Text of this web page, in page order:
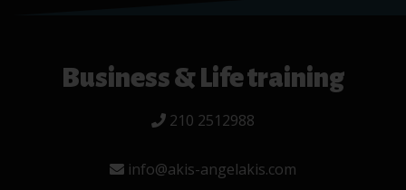
Business & Life training
210 2512988
info@akis-angelakis.com